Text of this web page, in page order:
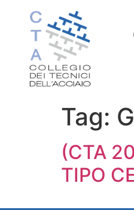
Tag:
(CTA
TIPO